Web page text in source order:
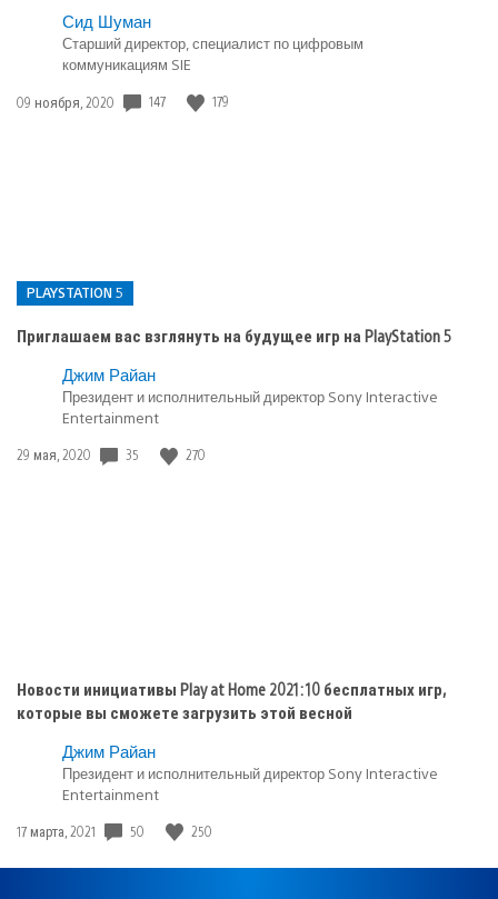
Сид Шуман
Старший директор, специалист по цифровым
коммуникациям SIE
Дата
09 ноября, 2020 147 179
PLAYSTATION 5
Приглашаем вас взглянуть на будущее игр на PlayStation 5
Опубликовано
PlayStation
5
Джим Райан
Президент и исполнительный директор Sony Interactive
Entertainment
Дата
29 мая, 2020 35 270
Новости инициативы Play at Home 2021: 10 бесплатных игр,
которые вы сможете загрузить этой весной
Джим Райан
Президент и исполнительный директор Sony Interactive
Entertainment
Дата
17 марта, 2021 50 250